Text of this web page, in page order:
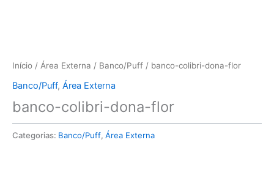
Início / Área Externa / Banco/Puff / banco-colibri-dona-flor
Banco/Puff, Área Externa
banco-colibri-dona-flor
Categorias: Banco/Puff, Área Externa